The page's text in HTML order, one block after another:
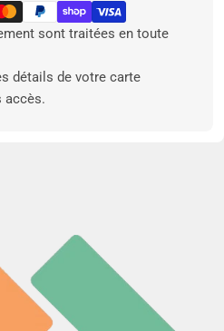
sont traitées en toute
détails de votre carte
accès.